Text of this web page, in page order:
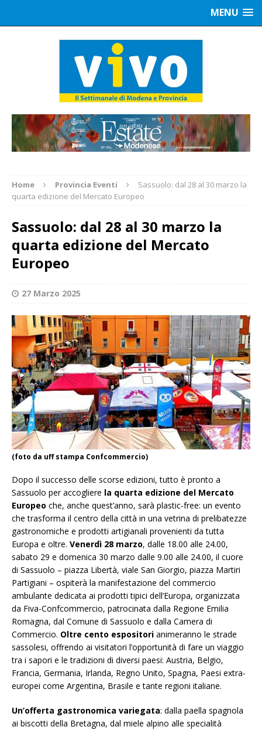
MENU
Home Provincia Eventi
Sassuolo: dal 28 al 30 marzo la
quarta edizione del Mercato Europeo
Sassuolo: dal 28 al 30 marzo la
quarta edizione del Mercato
Europeo
27 Marzo 2025
(foto da uff stampa Confcommercio)
Dopo il successo delle scorse edizioni, tutto è pronto a
Sassuolo per accogliere la quarta edizione del Mercato
Europeo che, anche quest’anno, sarà plastic-free: un evento
che trasforma il centro della città in una vetrina di prelibatezze
gastronomiche e prodotti artigianali provenienti da tutta
Europa e oltre. Venerdì 28 marzo, dalle 18.00 alle 24.00,
sabato 29 e domenica 30 marzo dalle 9.00 alle 24.00, il cuore
di Sassuolo – piazza Libertà, viale San Giorgio, piazza Martiri
Partigiani – ospiterà la manifestazione del commercio
ambulante dedicata ai prodotti tipici dell’Europa, organizzata
da Fiva-Confcommercio, patrocinata dalla Regione Emilia
Romagna, dal Comune di Sassuolo e dalla Camera di
Commercio. Oltre cento espositori animeranno le strade
sassolesi, offrendo ai visitatori l’opportunità di fare un viaggio
tra i sapori e le tradizioni di diversi paesi: Austria, Belgio,
Francia, Germania, Irlanda, Regno Unito, Spagna, Paesi extra-
europei come Argentina, Brasile e tante regioni italiane.
Un’offerta gastronomica variegata: dalla paella spagnola
ai biscotti della Bretagna, dal miele alpino alle specialità